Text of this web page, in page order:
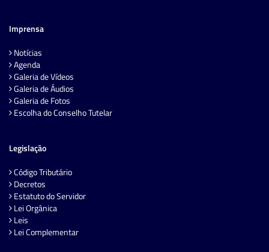
Imprensa
Notícias
Agenda
Galeria de Vídeos
Galeria de Áudios
Galeria de Fotos
Escolha do Conselho Tutelar
Legislação
Código Tributário
Decretos
Estatuto do Servidor
Lei Orgânica
Leis
Lei Complementar